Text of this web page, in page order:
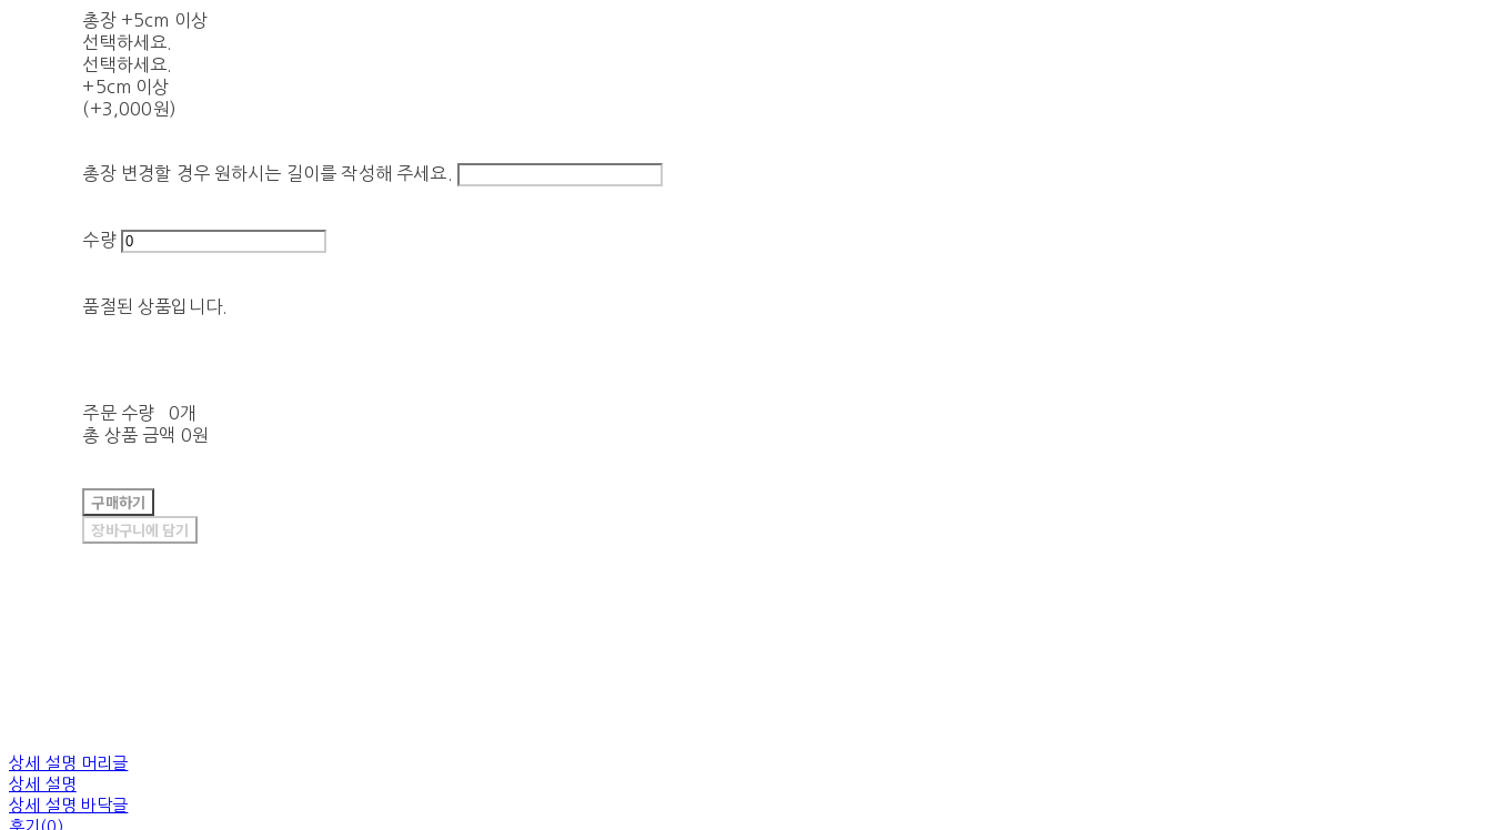
총장 +5cm 이상
선택하세요.
선택하세요.
+5cm 이상
(+3,000원)
총장 변경할 경우 원하시는 길이를 작성해 주세요.
수량
품절된 상품입니다.
주문 수량
0개
총 상품 금액 0원
구매하기
장바구니에 담기
상세 설명 머리글
상세 설명
상세 설명 바닥글
후기(0)